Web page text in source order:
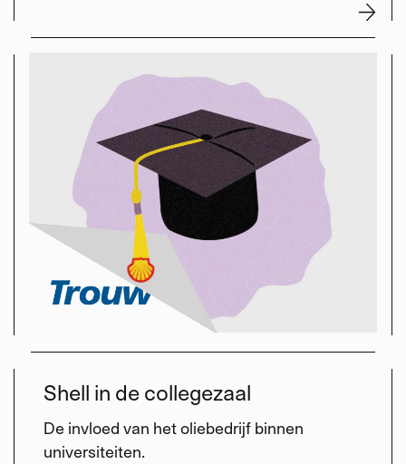
Shell in de collegezaal
De invloed van het oliebedrijf binnen
universiteiten.